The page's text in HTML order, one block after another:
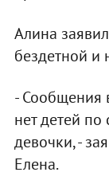
Алина
бездетной и
- Сообщения
нет детей
девочки, -
Елена.